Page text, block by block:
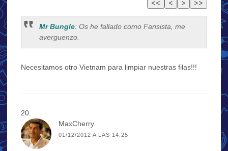
Mr Bungle: Os he fallado como Fansista, me
averguenzo.
Necesitamos otro Vietnam para limpiar nuestras filas!!!
MaxCherry
01/12/2012 A LAS 14:25